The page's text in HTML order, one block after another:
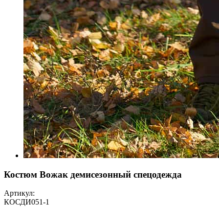
Костюм Вожак демисезонный спецодежда
Артикул:
КОСДИ051-1